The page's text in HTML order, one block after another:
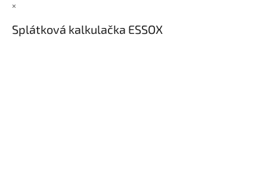
×
Splátková kalkulačka ESSOX